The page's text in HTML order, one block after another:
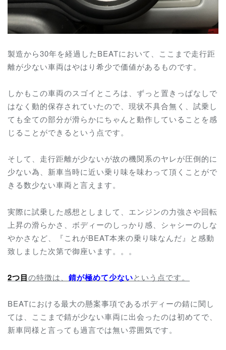
製造から30年を経過したBEATにおいて、ここまで走行距
離が少ない車両はやはり希少で価値があるものです。
しかもこの車両のスゴイところは、ずっと置きっぱなしで
はなく動的保存されていたので、現状不具合無く、試乗し
ても全ての部分が滑らかにちゃんと動作していることを感
じることができるという点です。
そして、走行距離が少ないが故の機関系のヤレが圧倒的に
少ない為、新車当時に近い乗り味を味わって頂くことがで
きる数少ない車両と言えます。
実際に試乗した感想としまして、エンジンの力強さや回転
上昇の滑らかさ、ボディーのしっかり感、シャシーのしな
やかさなど、『これがBEAT本来の乗り味なんだ』と感動
致しました次第で御座います。。。
2つ目の特徴は、 錆が極めて少ないという点です。
BEATにおける最大の懸案事項であるボディーの錆に関し
ては、ここまで錆が少ない車両に出会ったのは初めてで、
新車同様と言っても過言では無い雰囲気です。